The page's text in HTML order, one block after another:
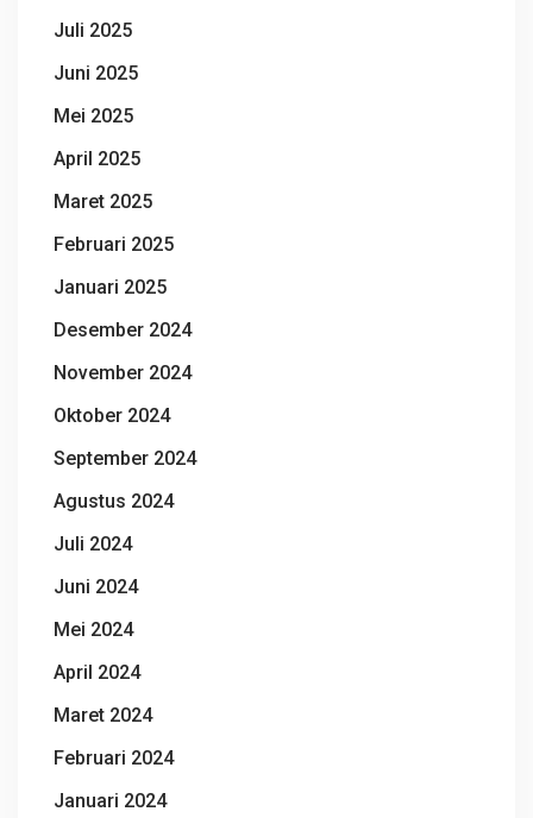
Juli 2025
Juni 2025
Mei 2025
April 2025
Maret 2025
Februari 2025
Januari 2025
Desember 2024
November 2024
Oktober 2024
September 2024
Agustus 2024
Juli 2024
Juni 2024
Mei 2024
April 2024
Maret 2024
Februari 2024
Januari 2024